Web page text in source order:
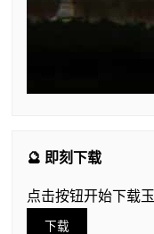
🔮 即刻下载
点击按钮开始下载
下载